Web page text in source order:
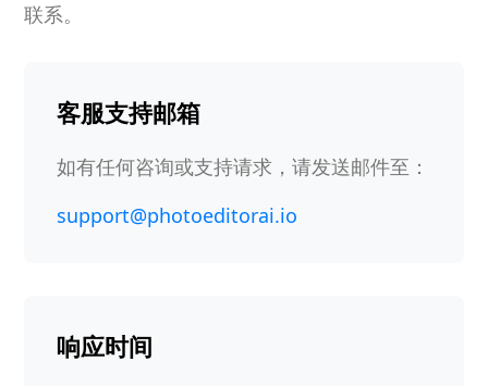
联系。
客服支持邮箱
如有任何咨询或支持请求，请发送邮件至：
support@photoeditorai.io
响应时间